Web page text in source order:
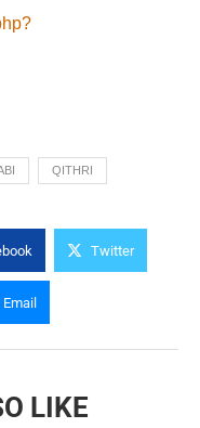
QITHRI
Twitter
Email
LIKE